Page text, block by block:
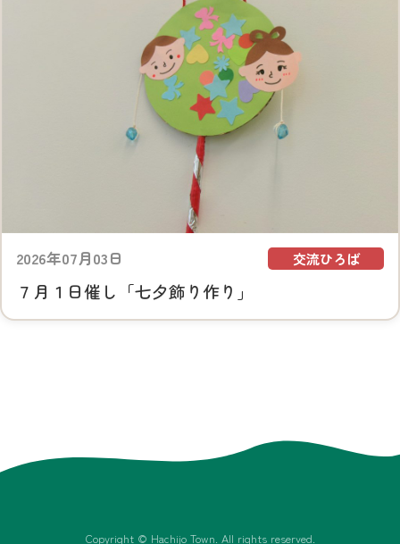
2026年07月03日 交流ひろば
７月１日催し「七夕飾り作り」
Copyright © Hachijo Town. All rights reserved.